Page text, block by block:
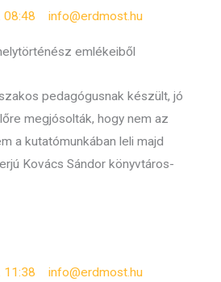
08:48 info@erdmost.hu
emlékeiből
pedagógusnak készült, jó
megjósolták, hogy nem az
a kutatómunkában leli majd
Kovács Sándor könyvtáros-
11:38 info@erdmost.hu